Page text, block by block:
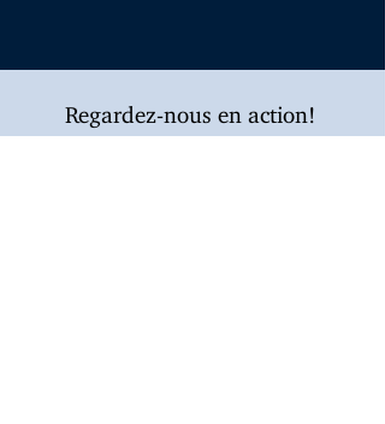
Regardez-nous en action!